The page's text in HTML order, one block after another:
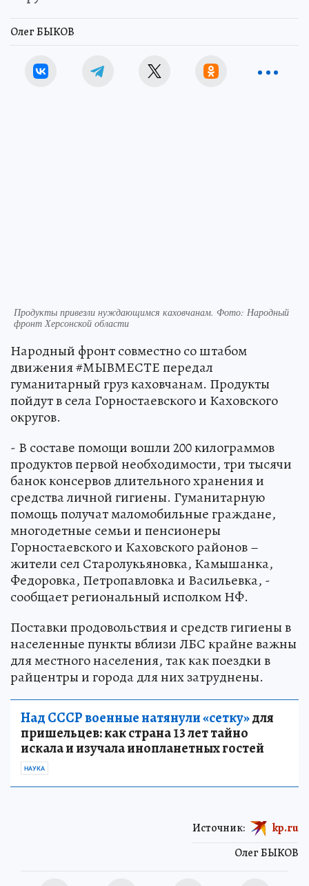
Олег БЫКОВ
Продукты привезли нуждающимся каховчанам. Фото: Народный
фронт Херсонской области
Народный фронт совместно со штабом
движения #МЫВМЕСТЕ передал
гуманитарный груз каховчанам. Продукты
пойдут в села Горностаевского и Каховского
округов.
- В составе помощи вошли 200 килограммов
продуктов первой необходимости, три тысячи
банок консервов длительного хранения и
средства личной гигиены. Гуманитарную
помощь получат маломобильные граждане,
многодетные семьи и пенсионеры
Горностаевского и Каховского районов –
жители сел Старолукьяновка, Камышанка,
Федоровка, Петропавловка и Васильевка, -
сообщает региональный исполком НФ.
Поставки продовольствия и средств гигиены в
населенные пункты вблизи ЛБС крайне важны
для местного населения, так как поездки в
райцентры и города для них затруднены.
Над СССР военные натянули «сетку»для
пришельцев: как страна 13 лет тайно
искала и изучала инопланетных гостей
НАУКА
Олег БЫКОВ
Источник: kp.ru